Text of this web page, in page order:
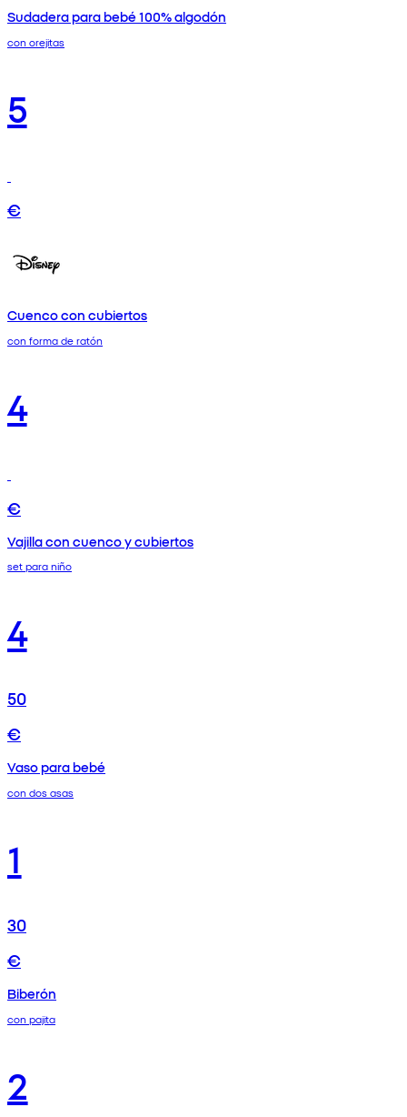
Sudadera para bebé 100% algodón
con orejitas
5
€
Cuenco con cubiertos
con forma de ratón
4
€
Vajilla con cuenco y cubiertos
set para niño
4
50
€
Vaso para bebé
con dos asas
1
30
€
Biberón
con pajita
2